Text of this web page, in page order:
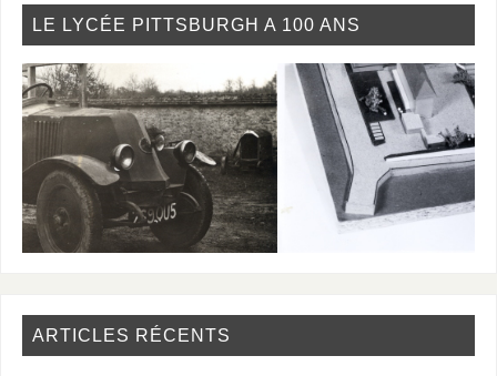
LE LYCÉE PITTSBURGH A 100 ANS
ARTICLES RÉCENTS